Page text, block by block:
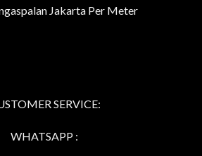
Jakarta Per Meter
SERVICE:
WHATSAPP :